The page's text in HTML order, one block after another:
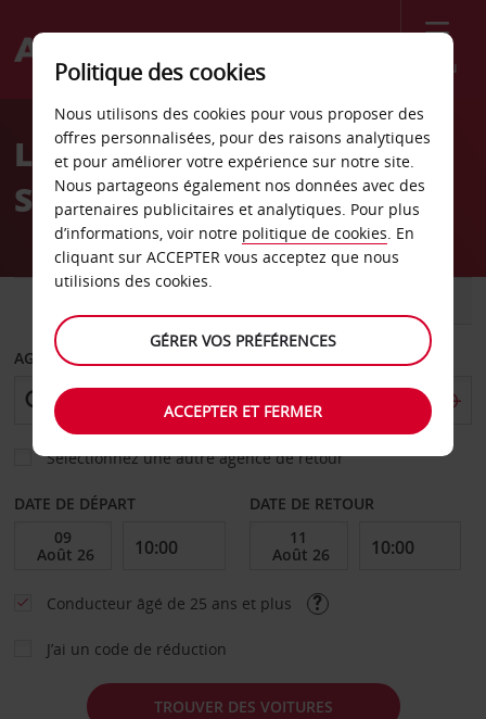
Menu
Welcome
AvisLocation de voiture
Sunwing Hôtel Ierapetra
AGENCE DE DÉPART
Sélectionnez une autre agence de retour
DATE DE DÉPART DATE DE RETOUR
Conducteur âgé de 25 ans et plus
J’ai un code de réduction
TROUVER DES VOITURES
Politique des cookies
Nous utilisons des cookies pour vous proposer des
offres personnalisées, pour des raisons analytiques
et pour améliorer votre expérience sur notre site.
Nous partageons également nos données avec des
partenaires publicitaires et analytiques. Pour plus
d’informations, voir notre politique de cookies. En
cliquant sur ACCEPTER vous acceptez que nous
utilisions des cookies.
GÉRER VOS PRÉFÉRENCES
ACCEPTER ET FERMER